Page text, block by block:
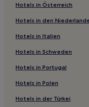
Günstige in Great Falls
Hotels mit
Günstige in Missoula
Haustierfreundliche in
Hotels mit
Familien in Nordwest-
Hotels mit Parkplatz in
Hotels in Österreich
Hotels in den
Hotels in Italien
Hotels in Schweden
Hotels in Portugal
Hotels in Polen
Hotels in der Türkei